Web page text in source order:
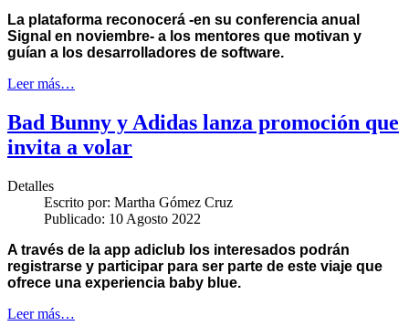
La plataforma reconocerá -en su conferencia anual
Signal en noviembre- a los mentores que motivan y
guían a los desarrolladores de software.
Leer más…
Bad Bunny y Adidas lanza promoción que
invita a volar
Detalles
Escrito por: Martha Gómez Cruz
Publicado: 10 Agosto 2022
A través de la app adiclub los interesados podrán
registrarse y participar para ser parte de este viaje que
ofrece una experiencia baby blue.
Leer más…